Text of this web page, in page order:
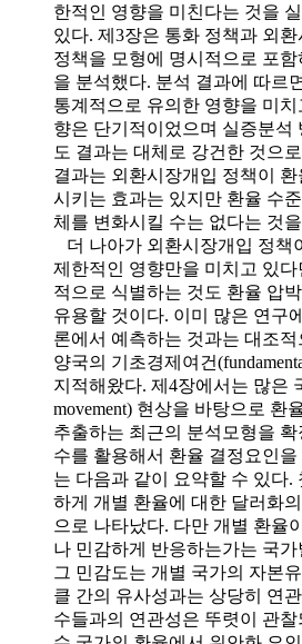
한적인 영향을 미친다는 것을
있다. 제3장은 통화 정책과 외환
정책을 모형에 명시적으로 포
을 분석했다. 분석 결과에 따르
통계적으로 유의한 영향을 미
향은 단기적이었으며 실증분석
도 결과는 대체로 강건한 것으
결과는 외환시장개입 정책이
시키는 효과는 있지만 환율 수
체를 변화시킬 수는 없다는 것
더 나아가 외환시장개입 정책
제한적인 영향만을 미치고 있
적으로 식별하는 것도 환율 압
유용할 것이다. 이미 많은 연구
론에서 예측하는 것과는 대조
양국의 기초경제여건
지적해왔다. 제4장에서는 많은
movement) 현상을 바탕으로 환
추출하는 최근의 분석모형을
수를 활용해서 환율 결정요인
는 다음과 같이 요약할 수 있다.
하게 개별 환율에 대한 달러화
으로 나타났다. 다만 개별 환율
나 민감하게 반응하는가는 국
그 민감도는 개별 국가의 자본
클 간의 유사성과는 상당히 연
수들과의 연관성은 뚜렷이 관